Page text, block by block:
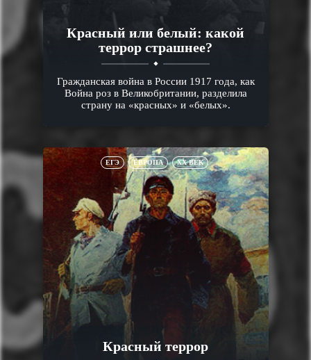
Красный или белый: какой
террор страшнее?
Гражданская война в России 1917 года, как
Война роз в Великобритании, разделила
страну на «красных» и «белых».
ЕГЭ ЕВРОПА XX ВЕК
Красный террор